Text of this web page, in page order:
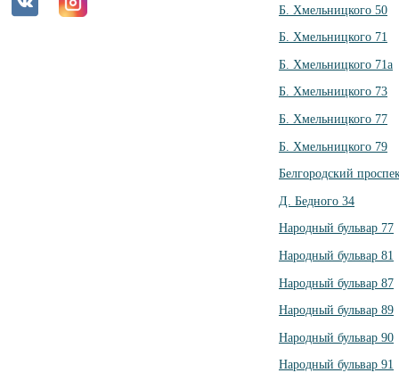
Б. Хмельницкого 50
Б. Хмельницкого 71
Б. Хмельницкого 71а
Б. Хмельницкого 73
Б. Хмельницкого 77
Б. Хмельницкого 79
Белгородский
Д. Бедного 34
Народный бульвар 77
Народный бульвар 81
Народный бульвар 87
Народный бульвар 89
Народный бульвар 90
Народный бульвар 91